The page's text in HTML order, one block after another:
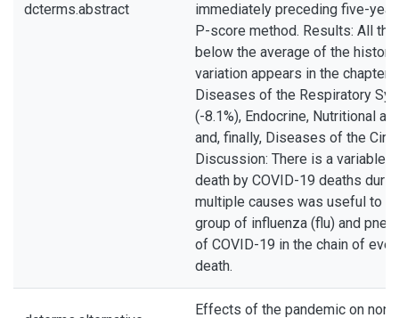
dcterms.abstract
immediately preceding five-
P-score method. Results: All
below the average of the
variation appears in the chapter
Diseases of the Respiratory
(-8.1%), Endocrine, Nutritional
and, finally, Diseases of the
Discussion: There is a variable
death by COVID-19 deaths
multiple causes was useful to
group of influenza (flu) and
of COVID-19 in the chain of
death.
Effects of the pandemic on